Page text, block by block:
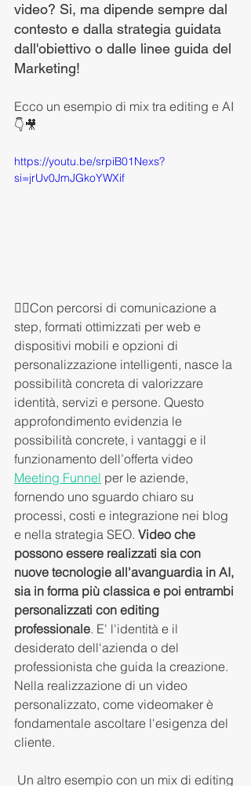
video? Si, ma dipende sempre dal
contesto e dalla strategia guidata
dall'obiettivo o dalle linee guida del
Marketing!
Ecco un esempio di mix tra editing e AI
👇🎥
https://youtu.be/srpiB01Nexs?
si=jrUv0JmJGkoYWXif
🚶‍♂️Con percorsi di comunicazione a
step, formati ottimizzati per web e
dispositivi mobili e opzioni di
personalizzazione intelligenti, nasce la
possibilità concreta di valorizzare
identità, servizi e persone. Questo
approfondimento evidenzia le
possibilità concrete, i vantaggi e il
funzionamento dell’offerta video
Meeting Funnel per le aziende,
fornendo uno sguardo chiaro su
processi, costi e integrazione nei blog
e nella strategia SEO. Video che
possono essere realizzati sia con
nuove tecnologie all'avanguardia in AI,
sia in forma più classica e poi entrambi
personalizzati con editing
professionale. E' l'identità e il
desiderato dell'azienda o del
professionista che guida la creazione.
Nella realizzazione di un video
personalizzato, come videomaker è
fondamentale ascoltare l'esigenza del
cliente.